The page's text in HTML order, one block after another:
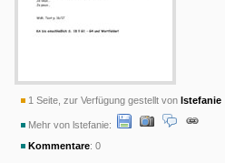
1 Seite, zur Verfügung gestellt von lstefanie
Mehr von lstefanie:
Kommentare: 0